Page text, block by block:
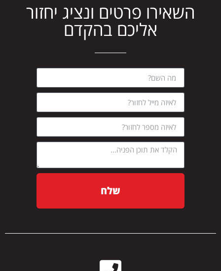
השאירו פרטים ונציג יחזור
אליכם בהקדם
שלח